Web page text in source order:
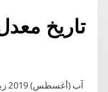
تاريخ